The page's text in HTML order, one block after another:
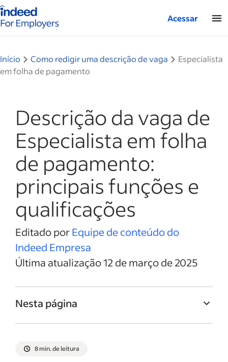
inicial do Indeed — Para empresas
Acessar
Início Como redigir uma descrição de vaga
Especialista
em folha de pagamento
Descrição da vaga de
Especialista em folha
de pagamento:
principais funções e
qualificações
Editado porEquipe de conteúdo do
Indeed Empresa
Última atualização 12 de março de 2025
Nesta página
pagamento
8 min. de leitura